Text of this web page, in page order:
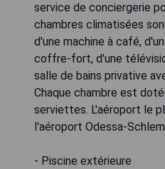
service de conciergerie
chambres climatisées
d'une machine à café,
coffre-fort, d'une
salle de bains privative
Chaque chambre est
serviettes. L'aéroport le
l'aéroport Odessa-
- Piscine extérieure